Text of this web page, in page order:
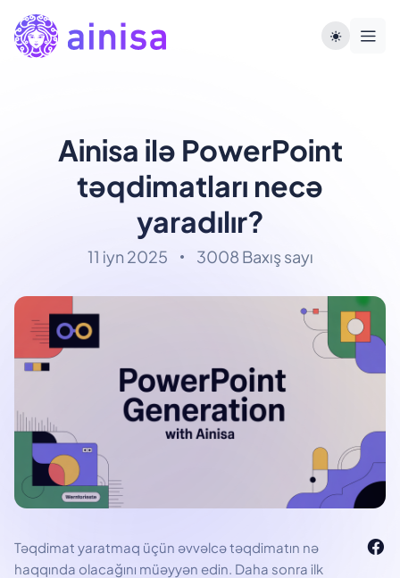
Ainisa ilə PowerPoint
təqdimatları necə
yaradılır?
11 iyn 2025 3008 Baxış sayı
Təqdimat yaratmaq üçün əvvəlcə təqdimatın nə
haqqında olacağını müəyyən edin. Daha sonra ilk